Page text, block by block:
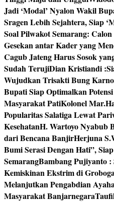
Jadi ‘Modal’ Nyalon Wakil
Sragen Lebih Sejahtera, Siap
Soal Pilwakot Semarang:
Gesekan antar Kader yang
Cagub Jateng Harus Sosok
Sudah TerujiDian Kristiandi
Wujudkan Trisakti Bung Karno
Bupati Siap Optimalkan
Masyarakat PatiKolonel
Popularitas Salatiga Lewat
KesehatanH. Wartoyo Nyabub
dari Bencana BanjirHerjuna
Bumi Serasi Dengan Hati”,
SemarangBambang Pujiyanto :
Kemiskinan Ekstrim di
Melanjutkan Pengabdian
Masyarakat Banjarnegara